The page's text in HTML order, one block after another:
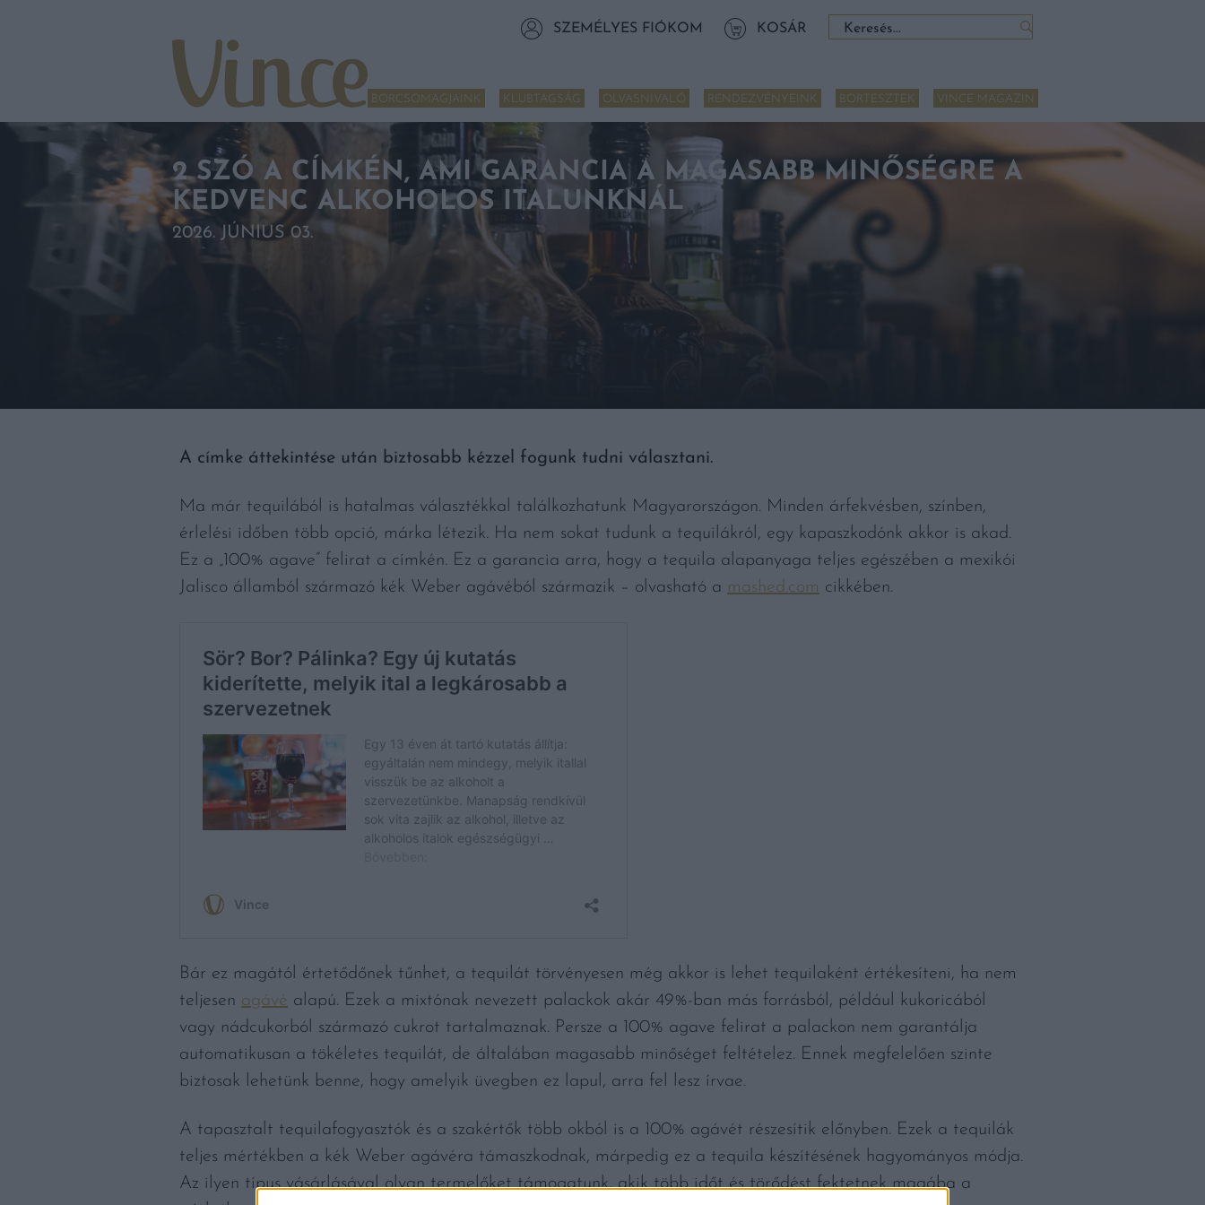
SZEMÉLYES FIÓKOM KOSÁR Keresés:
BORCSOMAGJAINK KLUBTAGSÁG OLVASNIVALÓ RENDEZVÉNYEINK BORTESZTEK VINCE MAGAZIN
2 SZÓ A CÍMKÉN, AMI GARANCIA A MAGASABB MINŐSÉGRE A
KEDVENC ALKOHOLOS ITALUNKNÁL
2026. JÚNIUS 03.
A címke áttekintése után biztosabb kézzel fogunk tudni választani.
Ma már tequilából is hatalmas választékkal találkozhatunk Magyarországon. Minden árfekvésben, színben,
érlelési időben több opció, márka létezik. Ha nem sokat tudunk a tequilákról, egy kapaszkodónk akkor is akad.
Ez a „100% agave” felirat a címkén. Ez a garancia arra, hogy a tequila alapanyaga teljes egészében a mexikói
Jalisco államból származó kék Weber agávéból származik – olvasható a mashed.com cikkében.
Bár ez magától értetődőnek tűnhet, a tequilát törvényesen még akkor is lehet tequilaként értékesíteni, ha nem
teljesen agávé alapú. Ezek a mixtónak nevezett palackok akár 49%-ban más forrásból, például kukoricából
vagy nádcukorból származó cukrot tartalmaznak. Persze a 100% agave felirat a palackon nem garantálja
automatikusan a tökéletes tequilát, de általában magasabb minőséget feltételez. Ennek megfelelően szinte
biztosak lehetünk benne, hogy amelyik üvegben ez lapul, arra fel lesz írvae.
A tapasztalt tequilafogyasztók és a szakértők több okból is a 100% agávét részesítik előnyben. Ezek a tequilák
teljes mértékben a kék Weber agávéra támaszkodnak, márpedig ez a tequila készítésének hagyományos módja.
Az ilyen típus vásárlásával olyan termelőket támogatunk, akik több időt és törődést fektetnek magába a